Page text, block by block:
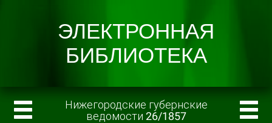
Нижегородские губернские
ведомости 26/1857